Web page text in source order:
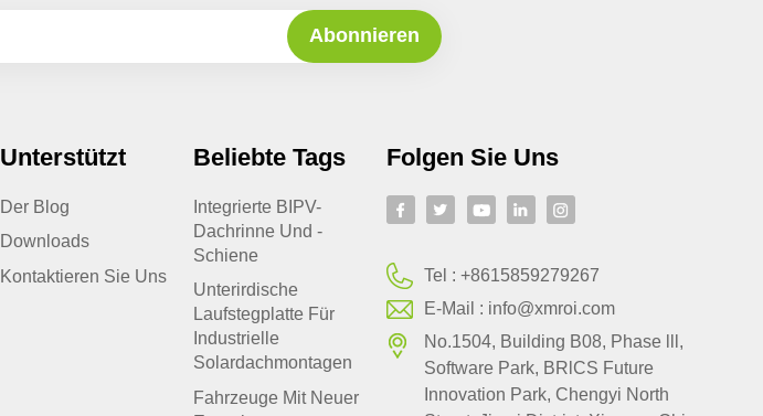
Unterstützt
Der Blog
Downloads
Kontaktieren Sie Uns
Beliebte Tags
Integrierte BIPV-
Dachrinne Und -
Schiene
Unterirdische
Laufstegplatte Für
Industrielle
Solardachmontagen
Fahrzeuge Mit Neuer
Folgen Sie Uns
Tel :+8615859279267
E-Mail : info@xmroi.com
No.1504, Building B08, Phase lll,
Software Park, BRlCS Future
Innovation Park, Chengyi North